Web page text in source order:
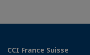
CCI France Suisse